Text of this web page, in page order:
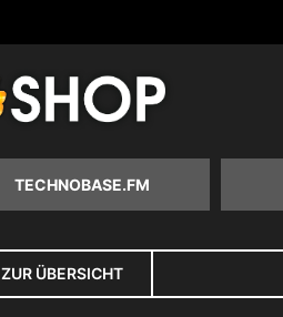
TECHNOBASE.FM
ZUR ÜBERSICHT